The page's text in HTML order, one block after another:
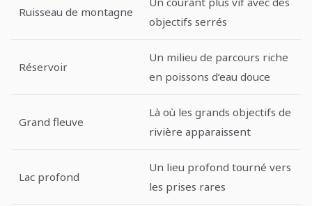
Ruisseau de montagne
objectifs serrés
Réservoir
Un milieu de parcours riche
en poissons d’eau douce
Grand fleuve
Là où les grands objectifs de
rivière apparaissent
Lac profond
Un lieu profond tourné vers
les prises rares